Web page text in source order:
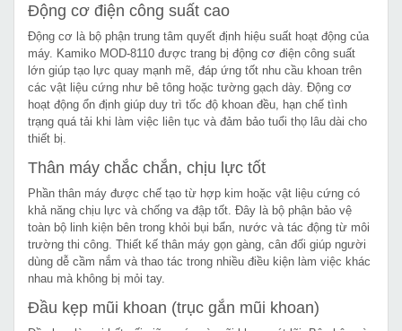
Động cơ điện công suất cao
Động cơ là bộ phận trung tâm quyết định hiệu suất hoạt động của
máy. Kamiko MOD-8110 được trang bị động cơ điện công suất
lớn giúp tạo lực quay mạnh mẽ, đáp ứng tốt nhu cầu khoan trên
các vật liệu cứng như bê tông hoặc tường gạch dày. Động cơ
hoạt động ổn định giúp duy trì tốc độ khoan đều, hạn chế tình
trạng quá tải khi làm việc liên tục và đảm bảo tuổi thọ lâu dài cho
thiết bị.
Thân máy chắc chắn, chịu lực tốt
Phần thân máy được chế tạo từ hợp kim hoặc vật liệu cứng có
khả năng chịu lực và chống va đập tốt. Đây là bộ phận bảo vệ
toàn bộ linh kiện bên trong khỏi bụi bẩn, nước và tác động từ môi
trường thi công. Thiết kế thân máy gọn gàng, cân đối giúp người
dùng dễ cầm nắm và thao tác trong nhiều điều kiện làm việc khác
nhau mà không bị mỏi tay.
Đầu kẹp mũi khoan (trục gắn mũi khoan)